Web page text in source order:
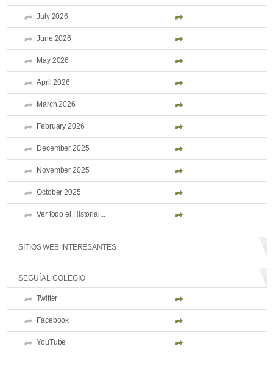
July 2026
June 2026
May 2026
April 2026
March 2026
February 2026
December 2025
November 2025
October 2025
Ver todo el Historial...
SITIOS WEB INTERESANTES
SEGUÍ AL COLEGIO
Twitter
Facebook
YouTube